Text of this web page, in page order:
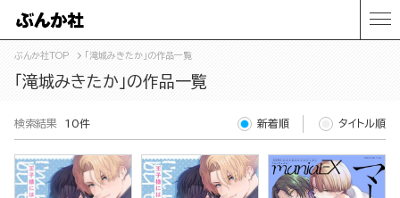
ぶんか社TOP 「滝城みきたか」の作品一覧
「滝城みきたか」の作品一覧
検索結果 10件 新着順 タイトル順